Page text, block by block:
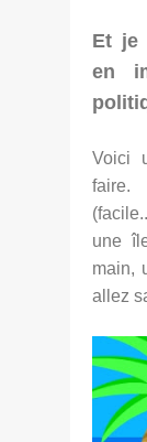
Et je
en
Voici
faire.
une
main,
allez